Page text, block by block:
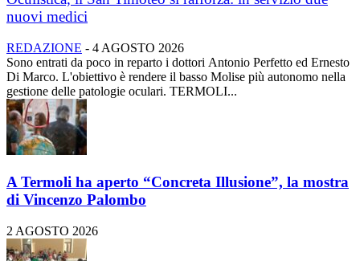
nuovi medici
REDAZIONE - 4 AGOSTO 2026
Sono entrati da poco in reparto i dottori Antonio Perfetto ed Ernesto
Di Marco. L'obiettivo è rendere il basso Molise più autonomo nella
gestione delle patologie oculari. TERMOLI...
A Termoli ha aperto “Concreta Illusione”, la mostra
di Vincenzo Palombo
2 AGOSTO 2026